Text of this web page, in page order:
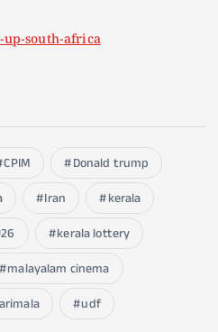
south-africa
CPIM
Donald trump
Iran
kerala
kerala lottery
malayalam cinema
udf